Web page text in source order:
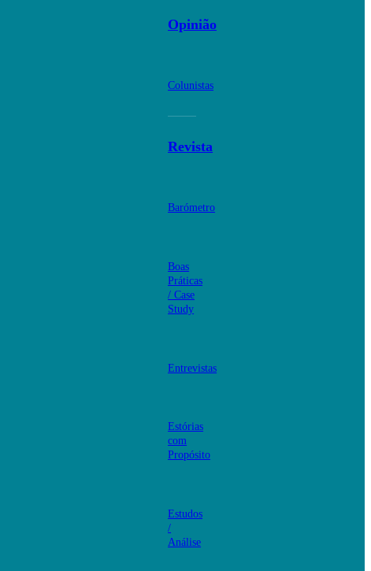
Opinião
Colunistas
Revista
Barómetro
Boas
Práticas
/ Case
Study
Entrevistas
Estórias
com
Propósito
Estudos
/
Análise